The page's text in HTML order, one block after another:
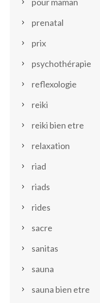
prenatal
prix
psychothérapie
reflexologie
reiki
reiki bien etre
relaxation
riad
riads
rides
sacre
sanitas
sauna
sauna bien etre